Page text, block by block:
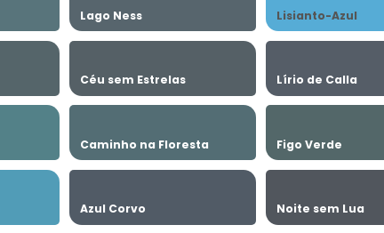
Lago Ness Lisianto-Azul
Céu sem Estrelas Lírio de Calla
Caminho na Floresta Figo Verde
Azul Corvo Noite sem Lua